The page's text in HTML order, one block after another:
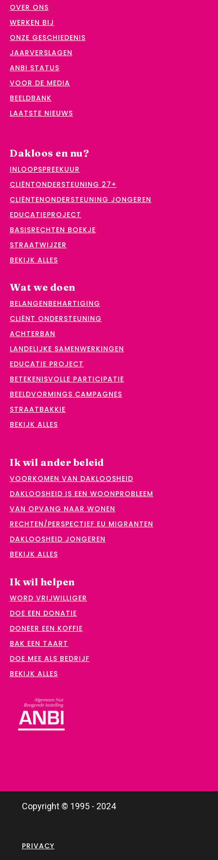
OVER ONS
WERKEN BIJ
ONZE GESCHIEDENIS
JAARVERSLAGEN
ANBI STATUS
VOOR DE MEDIA
BEELDBANK
LAATSTE NIEUWS
Dakloos en nu?
INLOOPSPREEKUUR
CLIËNTONDERSTEUNING 27+
CLIËNTENONDERSTEUNING JONGEREN
EDUCATIEPROJECT
BASISRECHTEN BOEKJE
STRAATWIJZER
BEKIJK ALLES
Wat we doen
BELANGENBEHARTIGING
CLIËNT ONDERSTEUNING
ACHTERBAN
LANDELIJKE SAMENWERKINGEN
EDUCATIE PROJECT
BETEKENISVOLLE PARTICIPATIE
BEELDVORMINGS CAMPAGNES
STRAATBAKKIE
BEKIJK ALLES
Ik wil ander beleid
VOORKOMEN VAN DAKLOOSHEID
DAKLOOSHEID IS EEN WOONPROBLEEM
VAN OPVANG NAAR WONEN
RECHTEN/PERSPECTIEF EU MIGRANTEN
DAKLOOSHEID JONGEREN
BEKIJK ALLES
Ik wil helpen
WORD VRIJWILLIGER
DOE EEN DONATIE
DONEER EEN KOFFIE
BAK EEN TAART
DOE MEE ALS BEDRIJF
BEKIJK ALLES
Copyright © 1995 - 2024
PRIVACY